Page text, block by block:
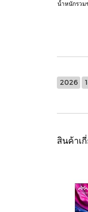
น้ำหนักรวม
2026
สินค้าเ